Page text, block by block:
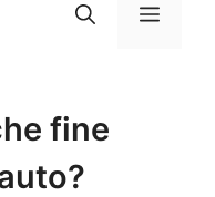
Menu
fine